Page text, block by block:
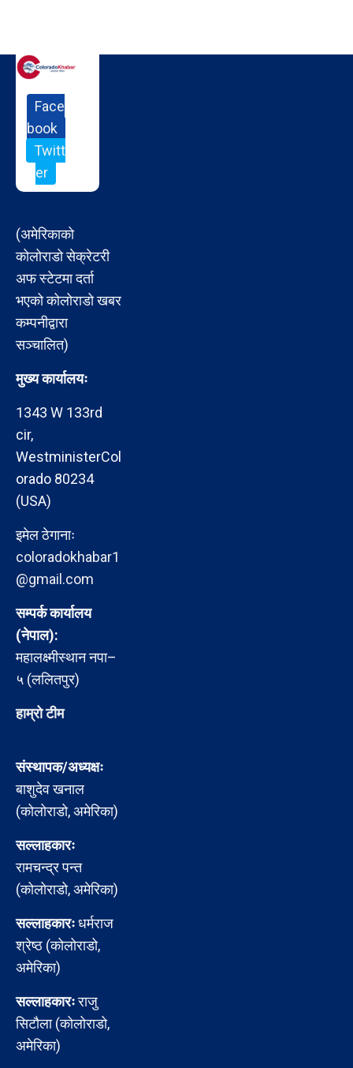
Face
book
Twitt
er
(अमेरिकाको
कोलोराडो सेक्रेटरी
अफ स्टेटमा दर्ता
भएको कोलोराडो खबर
कम्पनीद्वारा
सञ्चालित)
मुख्य कार्यालयः
1343 W 133rd
cir,
WestministerCol
orado 80234
(USA)
इमेल ठेगानाः
coloradokhabar1
@gmail.com
सम्पर्क कार्यालय
(नेपाल):
महालक्ष्मीस्थान नपा–
५ (ललितपुर)
हाम्रो टीम
संस्थापक/अध्यक्षः
बाशुदेव खनाल
(कोलोराडो, अमेरिका)
सल्लाहकारः
रामचन्द्र पन्त
(कोलोराडो, अमेरिका)
सल्लाहकारःधर्मराज
श्रेष्ठ (कोलोराडो,
अमेरिका)
सल्लाहकारःराजु
सिटौला (कोलोराडो,
अमेरिका)